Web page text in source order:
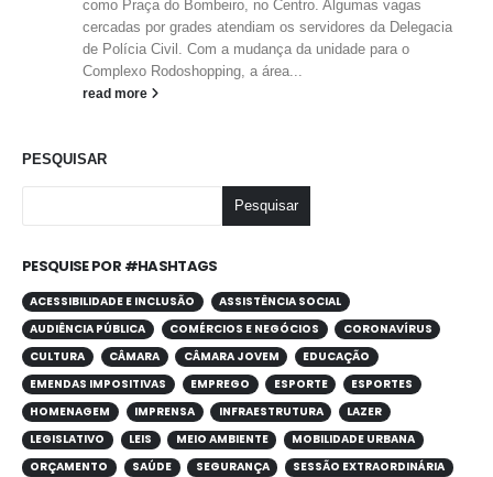
como Praça do Bombeiro, no Centro. Algumas vagas
cercadas por grades atendiam os servidores da Delegacia
de Polícia Civil. Com a mudança da unidade para o
Complexo Rodoshopping, a área...
read more
PESQUISAR
Pesquisar
PESQUISE POR #HASHTAGS
ACESSIBILIDADE E INCLUSÃO
ASSISTÊNCIA SOCIAL
AUDIÊNCIA PÚBLICA
COMÉRCIOS E NEGÓCIOS
CORONAVÍRUS
CULTURA
CÂMARA CÂMARA JOVEM
EDUCAÇÃO
EMENDAS IMPOSITIVAS
EMPREGO ESPORTE
ESPORTES
HOMENAGEM
IMPRENSA INFRAESTRUTURA
LAZER
LEGISLATIVO
LEIS MEIO AMBIENTE
MOBILIDADE URBANA
ORÇAMENTO
SAÚDE SEGURANÇA
SESSÃO EXTRAORDINÁRIA